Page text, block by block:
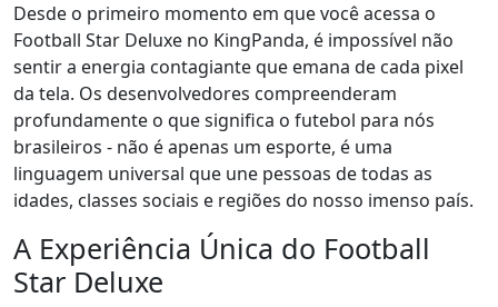
Desde o primeiro momento em que você acessa o
Football Star Deluxe no KingPanda, é impossível não
sentir a energia contagiante que emana de cada pixel
da tela. Os desenvolvedores compreenderam
profundamente o que significa o futebol para nós
brasileiros - não é apenas um esporte, é uma
linguagem universal que une pessoas de todas as
idades, classes sociais e regiões do nosso imenso país.
A Experiência Única do Football
Star Deluxe